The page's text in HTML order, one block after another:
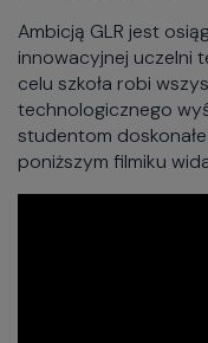
Ambicją GLR jest
innowacyjnej uczelni
celu szkoła robi
technologicznego
studentom
poniższym filmiku